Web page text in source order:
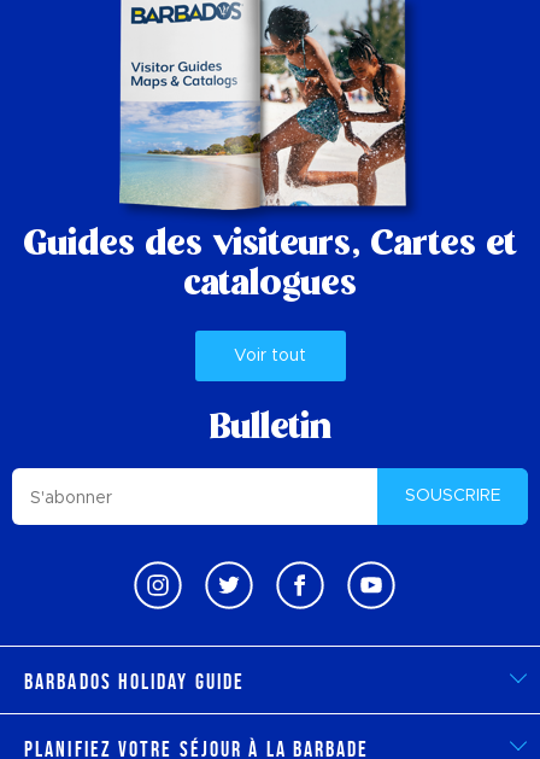
Guides des visiteurs, Cartes et
catalogues
Voir tout
Bulletin
SOUSCRIRE
Barbados Holiday Guide
Planifiez votre séjour à la Barbade